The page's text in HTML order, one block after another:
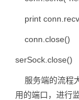
print
conn.close()
serSock.close()
服务端的流程
用的端口，进行